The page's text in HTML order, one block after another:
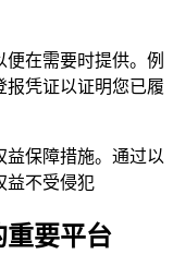
在需要时提供。例
报凭证以证明您已履
益保障措施。通过以
益不受侵犯
重要平台